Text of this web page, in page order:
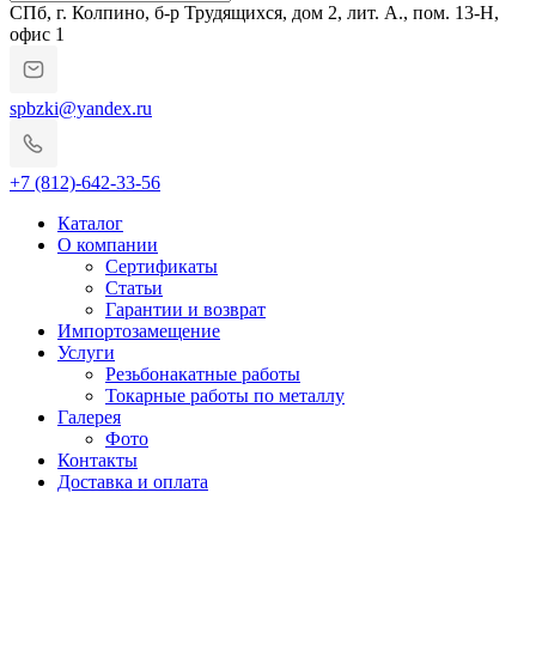
СПб, г. Колпино, б-р Трудящихся, дом 2, лит. А., пом. 13-Н,
офис 1
spbzki@yandex.ru
+7 (812)-642-33-56
Каталог
О компании
Сертификаты
Статьи
Гарантии и возврат
Импортозамещение
Услуги
Резьбонакатные работы
Токарные работы по металлу
Галерея
Фото
Контакты
Доставка и оплата